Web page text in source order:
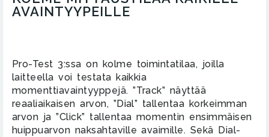
AVAINTYYPEILLE
Pro-Test 3:ssa on kolme toimintatilaa, joilla
laitteella voi testata kaikkia
momenttiavaintyyppejä. ”Track” näyttää
reaaliaikaisen arvon, ”Dial” tallentaa korkeimman
arvon ja ”Click” tallentaa momentin ensimmäisen
huippuarvon naksahtaville avaimille. Sekä Dial-